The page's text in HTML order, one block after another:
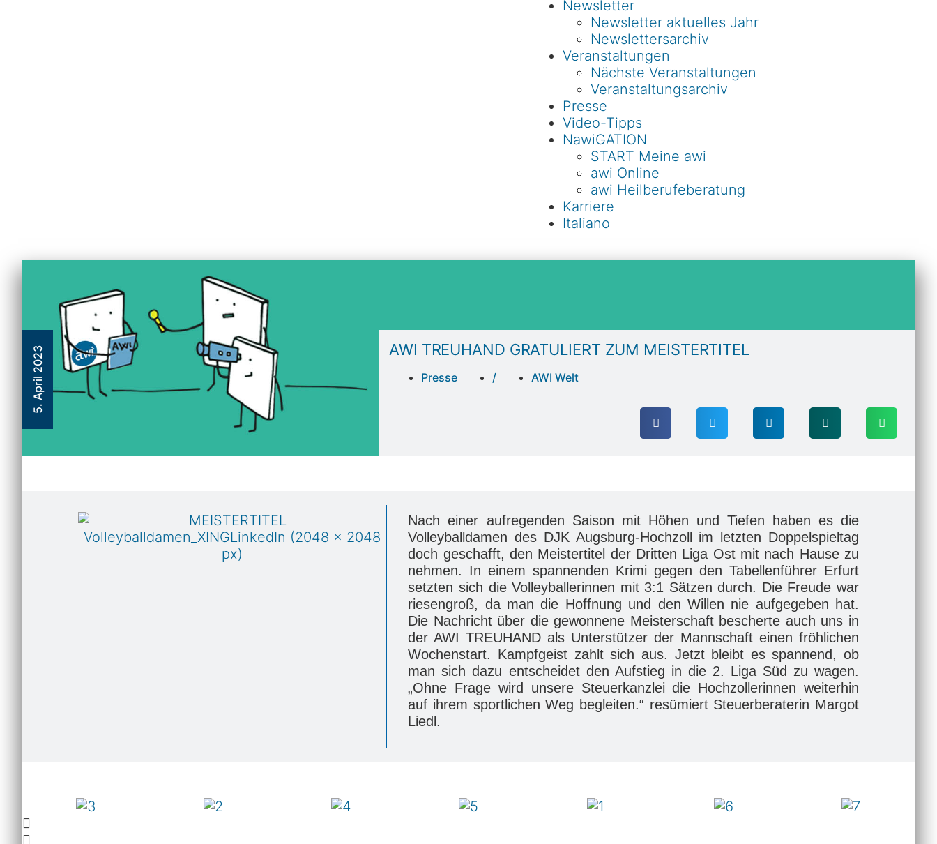
Newsletter
Newsletter aktuelles Jahr
Newslettersarchiv
Veranstaltungen
Nächste Veranstaltungen
Veranstaltungsarchiv
Presse
Video-Tipps
NawiGATION
START Meine awi
awi Online
awi Heilberufeberatung
Karriere
Italiano
5. April 2023 AWI TREUHAND GRATULIERT ZUM MEISTERTITEL
Presse / AWI Welt
Nach einer aufregenden Saison mit Höhen und Tiefen haben es die
Volleyballdamen des DJK Augsburg-Hochzoll im letzten Doppelspieltag
doch geschafft, den Meistertitel der Dritten Liga Ost mit nach Hause zu
nehmen. In einem spannenden Krimi gegen den Tabellenführer Erfurt
setzten sich die Volleyballerinnen mit 3:1 Sätzen durch. Die Freude war
riesengroß, da man die Hoffnung und den Willen nie aufgegeben hat.
Die Nachricht über die gewonnene Meisterschaft bescherte auch uns in
der AWI TREUHAND als Unterstützer der Mannschaft einen fröhlichen
Wochenstart. Kampfgeist zahlt sich aus. Jetzt bleibt es spannend, ob
man sich dazu entscheidet den Aufstieg in die 2. Liga Süd zu wagen.
„Ohne Frage wird unsere Steuerkanzlei die Hochzollerinnen weiterhin
auf ihrem sportlichen Weg begleiten.“ resümiert Steuerberaterin Margot
Liedl.
Ja